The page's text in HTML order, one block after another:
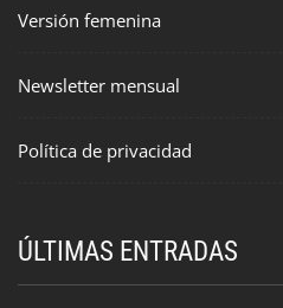
Versión femenina
Newsletter mensual
Política de privacidad
ÚLTIMAS ENTRADAS